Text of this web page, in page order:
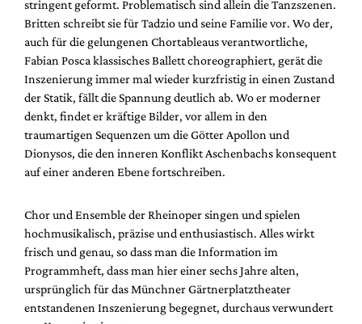
stringent geformt. Problematisch sind allein die Tanzszenen.
Britten schreibt sie für Tadzio und seine Familie vor. Wo der,
auch für die gelungenen Chortableaus verantwortliche,
Fabian Posca klassisches Ballett choreographiert, gerät die
Inszenierung immer mal wieder kurzfristig in einen Zustand
der Statik, fällt die Spannung deutlich ab. Wo er moderner
denkt, findet er kräftige Bilder, vor allem in den
traumartigen Sequenzen um die Götter Apollon und
Dionysos, die den inneren Konflikt Aschenbachs konsequent
auf einer anderen Ebene fortschreiben.
Chor und Ensemble der Rheinoper singen und spielen
hochmusikalisch, präzise und enthusiastisch. Alles wirkt
frisch und genau, so dass man die Information im
Programmheft, dass man hier einer sechs Jahre alten,
ursprünglich für das Münchner Gärtnerplatztheater
entstandenen Inszenierung begegnet, durchaus verwundert